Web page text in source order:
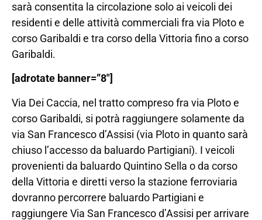
sarà consentita la circolazione solo ai veicoli dei
residenti e delle attività commerciali fra via Ploto e
corso Garibaldi e tra corso della Vittoria fino a corso
Garibaldi.
[adrotate banner=”8″]
Via Dei Caccia, nel tratto compreso fra via Ploto e
corso Garibaldi, si potrà raggiungere solamente da
via San Francesco d’Assisi (via Ploto in quanto sarà
chiuso l’accesso da baluardo Partigiani). I veicoli
provenienti da baluardo Quintino Sella o da corso
della Vittoria e diretti verso la stazione ferroviaria
dovranno percorrere baluardo Partigiani e
raggiungere Via San Francesco d’Assisi per arrivare